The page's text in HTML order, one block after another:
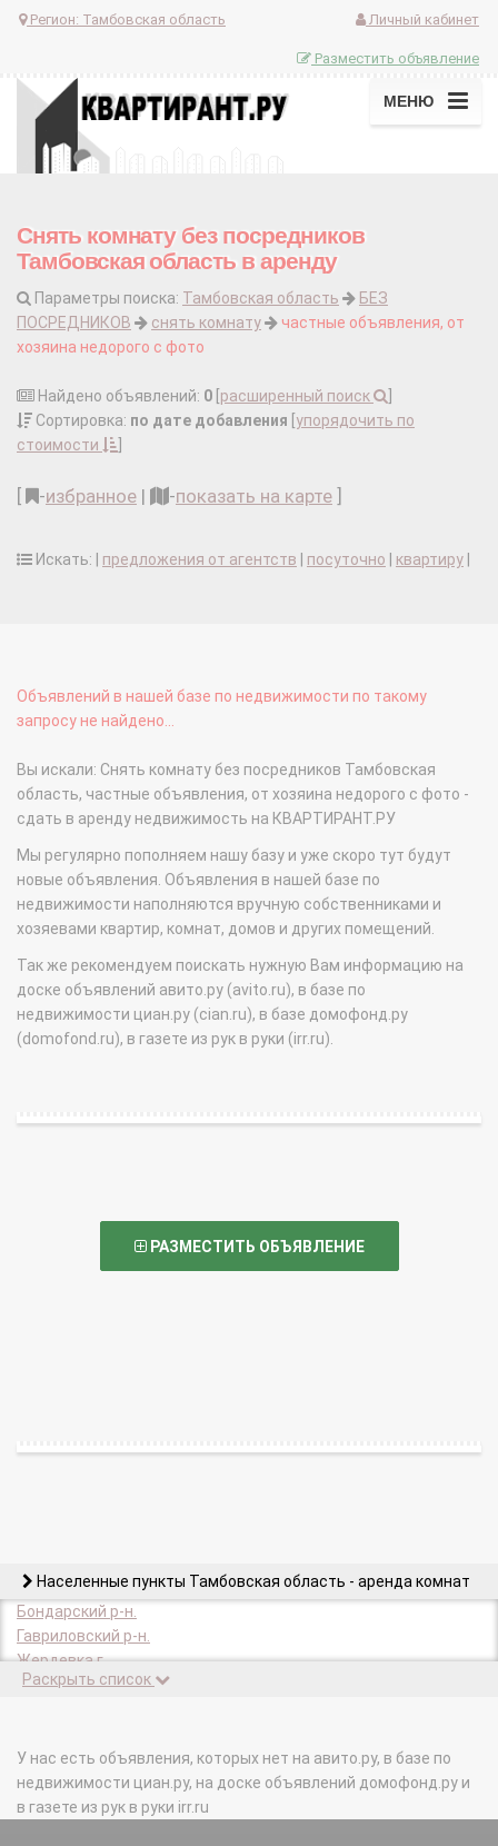
Регион: Тамбовская область Личный кабинет
Разместить объявление
МЕНЮ
Снять комнату без посредников
Тамбовская область в аренду
Параметры поиска: Тамбовская область
БЕЗ
ПОСРЕДНИКОВ
снять комнату
частные объявления, от
хозяина недорого с фото
Найдено объявлений: 0 расширенный поиск
Сортировка: по дате добавления упорядочить по
стоимости
-избранное | -показать на карте
Искать: | предложения от агентств посуточно квартиру
Объявлений в нашей базе по недвижимости по такому
запросу не найдено...
Вы искали: Снять комнату без посредников Тамбовская
область, частные объявления, от хозяина недорого с фото -
сдать в аренду недвижимость на КВАРТИРАНТ.РУ
Мы регулярно пополняем нашу базу и уже скоро тут будут
новые объявления. Объявления в нашей базе по
недвижимости наполняются вручную собственниками и
хозяевами квартир, комнат, домов и других помещений.
Так же рекомендуем поискать нужную Вам информацию на
доске объявлений авито.ру (avito.ru), в базе по
недвижимости циан.ру (cian.ru), в базе домофонд.ру
(domofond.ru), в газете из рук в руки (irr.ru).
РАЗМЕСТИТЬ ОБЪЯВЛЕНИЕ
Населенные пункты Тамбовская область - аренда комнат
Бондарский р-н.
Гавриловский р-н.
Жердевка г.
Жердевский р-н.
Кирсанов г.
Кирсановский р-н.
Котовск г.
Раскрыть список
У нас есть объявления, которых нет на авито.ру, в базе по
недвижимости циан.ру, на доске объявлений домофонд.ру и
в газете из рук в руки irr.ru